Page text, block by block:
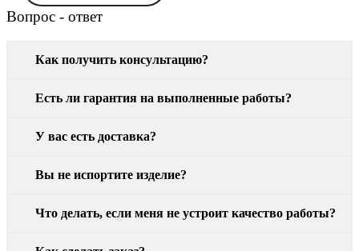
Вопрос - ответ
Как получить консультацию?
Есть ли гарантия на выполненные работы?
У вас есть доставка?
Вы не испортите изделие?
Что делать, если меня не устроит качество работы?